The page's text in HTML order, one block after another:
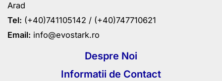
Arad
Tel: (+40)741105142 / (+40)747710621
Email: info@evostark.ro
Despre Noi
Informatii de Contact